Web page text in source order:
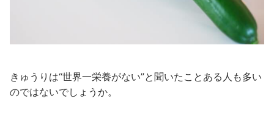
きゅうりは“世界一栄養がない”と聞いたことある人も多い
のではないでしょうか。